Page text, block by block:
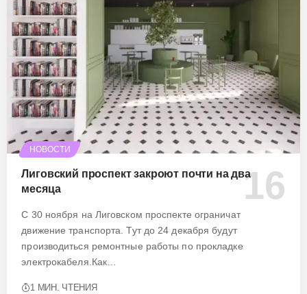
НОВОСТИ
Лиговский проспект закроют почти на два
месяца
С 30 ноября на Лиговском проспекте ограничат
движение транспорта. Тут до 24 декабря будут
производиться ремонтные работы по прокладке
электрокабеля.Как…
1 МИН. ЧТЕНИЯ